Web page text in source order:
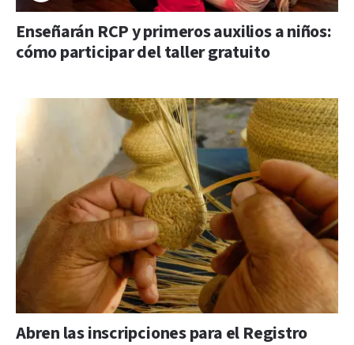
Enseñarán RCP y primeros auxilios a niños:
cómo participar del taller gratuito
Abren las inscripciones para el Registro